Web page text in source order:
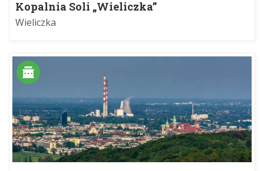
Kopalnia Soli „Wieliczka”
Wieliczka